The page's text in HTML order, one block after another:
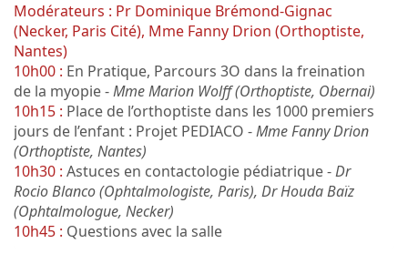
Modérateurs : Pr Dominique Brémond-Gignac
(Necker, Paris Cité), Mme Fanny Drion (Orthoptiste,
Nantes)
10h00 : En Pratique, Parcours 3O dans la freination
de la myopie -Mme Marion Wolff (Orthoptiste, Obernai)
10h15 : Place de l’orthoptiste dans les 1000 premiers
jours de l’enfant : Projet PEDIACO -Mme Fanny Drion
(Orthoptiste, Nantes)
10h30 : Astuces en contactologie pédiatrique -Dr
Rocio Blanco (Ophtalmologiste, Paris), Dr Houda Baïz
(Ophtalmologue, Necker)
10h45 : Questions avec la salle